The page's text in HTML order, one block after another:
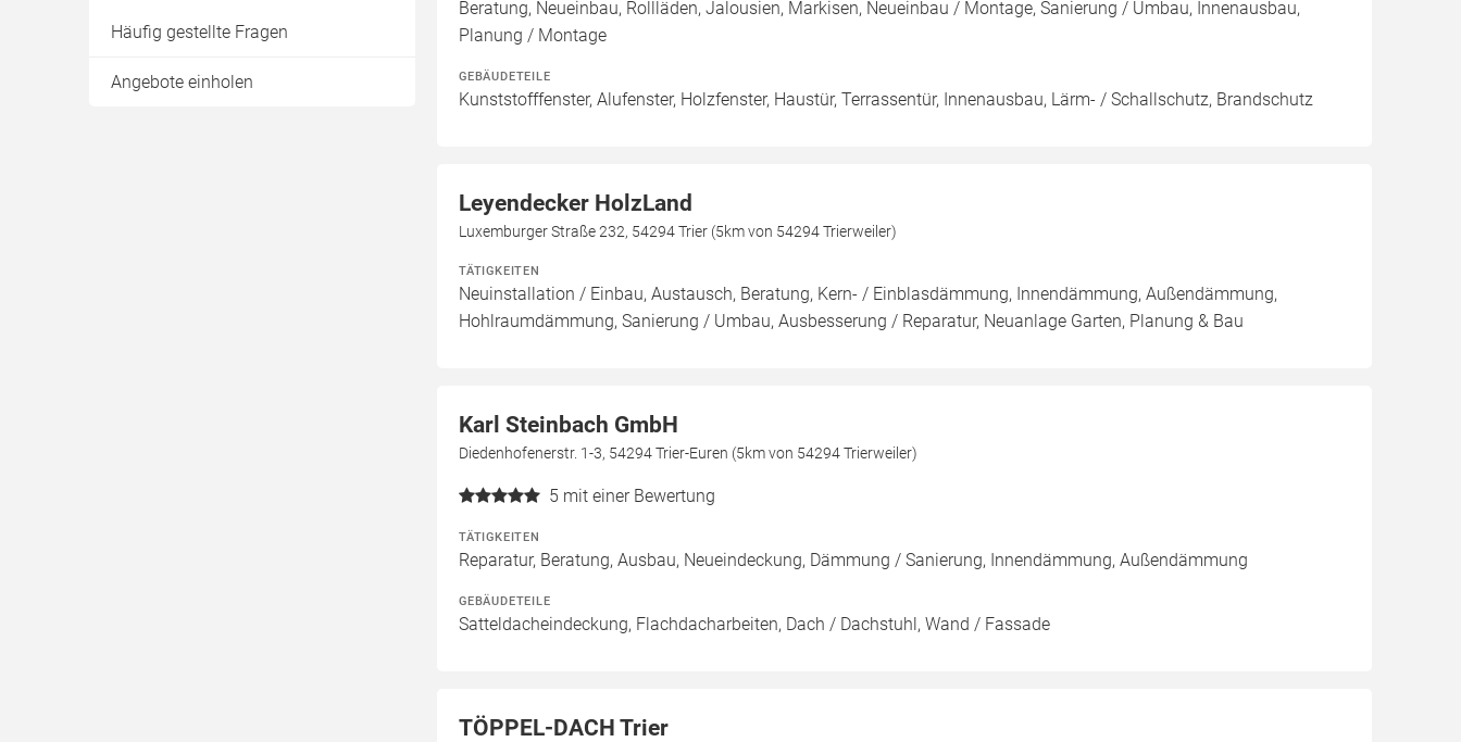
Häufig gestellte Fragen
Angebote einholen
Beratung, Neueinbau, Rollläden, Jalousien, Markisen, Neueinbau / Montage, Sanierung / Umbau, Innenausbau,
Planung / Montage
GEBÄUDETEILE
Kunststofffenster, Alufenster, Holzfenster, Haustür, Terrassentür, Innenausbau, Lärm- / Schallschutz, Brandschutz
Leyendecker HolzLand
Luxemburger Straße 232, 54294 Trier (5km von 54294 Trierweiler)
TÄTIGKEITEN
Neuinstallation / Einbau, Austausch, Beratung, Kern- / Einblasdämmung, Innendämmung, Außendämmung,
Hohlraumdämmung, Sanierung / Umbau, Ausbesserung / Reparatur, Neuanlage Garten, Planung & Bau
Karl Steinbach GmbH
Diedenhofenerstr. 1-3, 54294 Trier-Euren (5km von 54294 Trierweiler)
5 mit einer Bewertung
TÄTIGKEITEN
Reparatur, Beratung, Ausbau, Neueindeckung, Dämmung / Sanierung, Innendämmung, Außendämmung
GEBÄUDETEILE
Satteldacheindeckung, Flachdacharbeiten, Dach / Dachstuhl, Wand / Fassade
TÖPPEL-DACH Trier